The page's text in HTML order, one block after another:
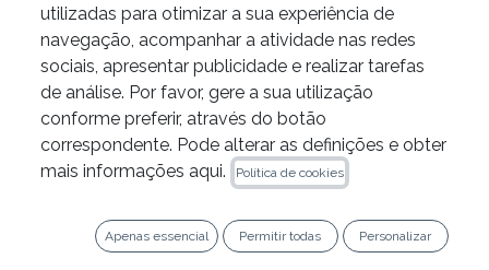
LEGAL
Política de Cookies
utilizadas para otimizar a sua experiência de
navegação, acompanhar a atividade nas redes
sociais, apresentar publicidade e realizar tarefas
de análise. Por favor, gere a sua utilização
conforme preferir, através do botão
correspondente. Pode alterar as definições e obter
mais informações aqui.
Política de cookies
Apenas essencial Permitir todas Personalizar